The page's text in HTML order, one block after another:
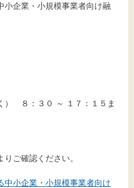
小企業・小規模事業者向け融
） ８：３０ ～ １７：１５ま
ご確認ください。
中小企業・小規模事業者向け